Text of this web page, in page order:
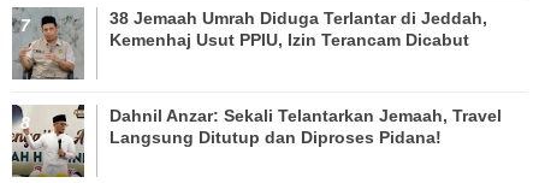
38 Jemaah Umrah Diduga Terlantar di Jeddah,
Kemenhaj Usut PPIU, Izin Terancam Dicabut
Dahnil Anzar: Sekali Telantarkan Jemaah, Travel
Langsung Ditutup dan Diproses Pidana!